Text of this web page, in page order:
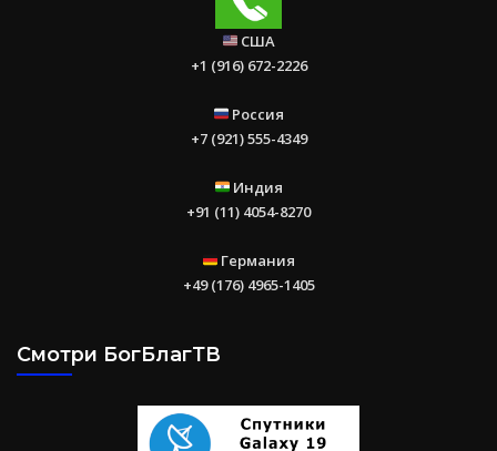
США
+1 (916) 672-2226
Россия
+7 (921) 555-4349
Индия
+91 (11) 4054-8270
Германия
+49 (176) 4965-1405
Смотри БогБлагТВ